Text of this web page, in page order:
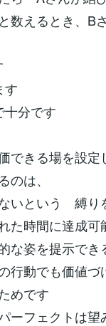
るとき、Bさ
す
十分です
できる場を設定
のは、
いという 縛り
時間に達成可
提示でき
価値づけを
めです
ーフェクトは望